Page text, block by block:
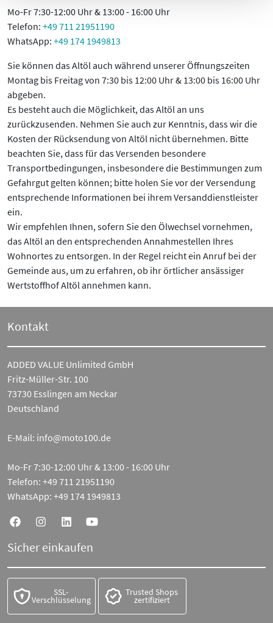
Mo-Fr 7:30-12:00 Uhr & 13:00 - 16:00 Uhr
Telefon: +49 711 21951190
WhatsApp: +49 174 1949813
Sie können das Altöl auch während unserer Öffnungszeiten
Montag bis Freitag von 7:30 bis 12:00 Uhr & 13:00 bis 16:00 Uhr
abgeben.
Es besteht auch die Möglichkeit, das Altöl an uns
zurückzusenden. Nehmen Sie auch zur Kenntnis, dass wir die
Kosten der Rücksendung von Altöl nicht übernehmen. Bitte
beachten Sie, dass für das Versenden besondere
Transportbedingungen, insbesondere die Bestimmungen zum
Gefahrgut gelten können; bitte holen Sie vor der Versendung
entsprechende Informationen bei ihrem Versanddienstleister
ein.
Wir empfehlen Ihnen, sofern Sie den Ölwechsel vornehmen,
das Altöl an den entsprechenden Annahmestellen Ihres
Wohnortes zu entsorgen. In der Regel reicht ein Anruf bei der
Gemeinde aus, um zu erfahren, ob ihr örtlicher ansässiger
Wertstoffhof Altöl annehmen kann.
Kontakt
ADDED VALUE Unlimited GmbH
Fritz-Müller-Str. 100
73730 Esslingen am Neckar
Deutschland
E-Mail: info@moto100.de
Mo-Fr 7:30-12:00 Uhr & 13:00 - 16:00 Uhr
Telefon: +49 711 21951190
WhatsApp: +49 174 1949813
Sicher einkaufen
SSL-
Verschlüsselung
Trusted Shops
zertifiziert